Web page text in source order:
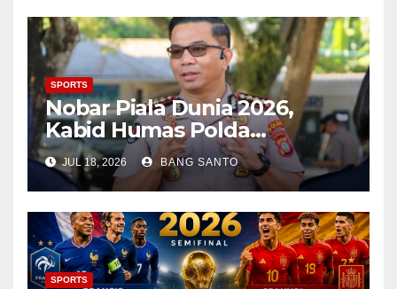
SPORTS
Nobar Piala Dunia 2026,
Kabid Humas Polda
Gorontalo Imbau Masyarakat
Jaga Keamanan dan
Ketertiban
JUL 18, 2026 BANG SANTO
SPORTS